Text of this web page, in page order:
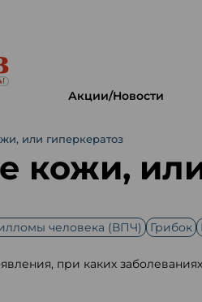
Акции/Новости
или гиперкератоз
кожи,
человека (ВПЧ) Грибок
при каких